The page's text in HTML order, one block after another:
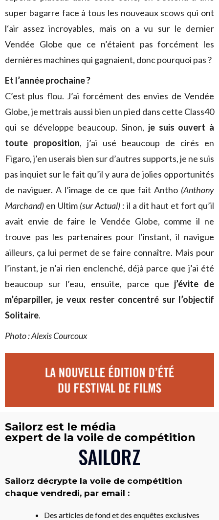
super bagarre face à tous les nouveaux scows qui ont
l‘air assez incroyables, mais on a vu sur le dernier
Vendée Globe que ce n’étaient pas forcément les
dernières machines qui gagnaient, donc pourquoi pas ?
Et l’année prochaine ?
C’est plus flou. J’ai forcément des envies de Vendée
Globe, je mettrais aussi bien un pied dans cette Class40
qui se développe beaucoup. Sinon, je suis ouvert à
toute proposition, j’ai usé beaucoup de cirés en
Figaro, j’en userais bien sur d’autres supports, je ne suis
pas inquiet sur le fait qu’il y aura de jolies opportunités
de naviguer. A l’image de ce que fait Antho (Anthony
Marchand) en Ultim (sur Actual) : il a dit haut et fort qu’il
avait envie de faire le Vendée Globe, comme il ne
trouve pas les partenaires pour l’instant, il navigue
ailleurs, ça lui permet de se faire connaître. Mais pour
l’instant, je n’ai rien enclenché, déjà parce que j’ai été
beaucoup sur l’eau, ensuite, parce que j’évite de
m’éparpiller, je veux rester concentré sur l’objectif
Solitaire.
Photo : Alexis Courcoux
Sailorz est le média
expert de la voile de compétition
Sailorz décrypte la voile de compétition
chaque vendredi, par email :
Des articles de fond et des enquêtes exclusives